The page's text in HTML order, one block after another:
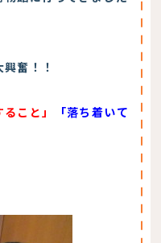
奮！！
ること」
「落ち着いて